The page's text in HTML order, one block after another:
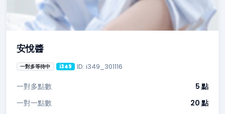
安悅醬
一對多等待中 i349 ID: i349_301116
一對多點數
5 點
一對一點數
20 點